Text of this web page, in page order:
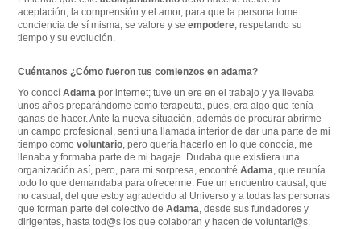
aceptación, la comprensión y el amor, para que la persona tome
conciencia de sí misma, se valore y seempodere , respetando su
tiempo y su evolución.
Cuéntanos ¿Cómo fueron tus comienzos en adama?
Yo conocíAdama por internet; tuve un ere en el trabajo y ya llevaba
unos años preparándome como terapeuta, pues, era algo que tenía
ganas de hacer. Ante la nueva situación, además de procurar abrirme
un campo profesional, sentí una llamada interior de dar una parte de mi
tiempo comovoluntario , pero quería hacerlo en lo que conocía, me
llenaba y formaba parte de mi bagaje. Dudaba que existiera una
organización así, pero, para mi sorpresa, encontréAdama , que reunía
todo lo que demandaba para ofrecerme. Fue un encuentro causal, que
no casual, del que estoy agradecido al Universo y a todas las personas
que forman parte del colectivo deAdama , desde sus fundadores y
dirigentes, hasta tod@s los que colaboran y hacen de voluntari@s.